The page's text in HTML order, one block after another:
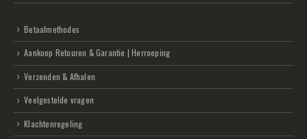
Betaalmethodes
Aankoop Retouren & Garantie | Herroeping
Verzenden & Afhalen
Veelgestelde vragen
Klachtenregeling